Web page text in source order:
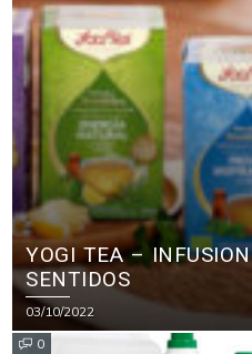
YOGI TEA –
SENTIDOS
03/10/2022
0